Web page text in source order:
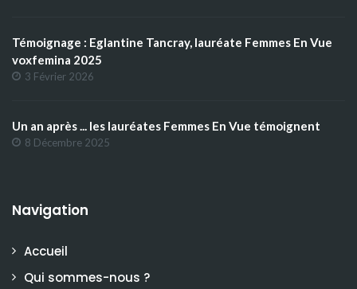
Témoignage : Eglantine Tancray, lauréate Femmes En Vue
voxfemina 2025
3 Février 2026
Un an après ... les lauréates Femmes En Vue témoignent
8 Décembre 2025
Navigation
Accueil
Qui sommes-nous ?